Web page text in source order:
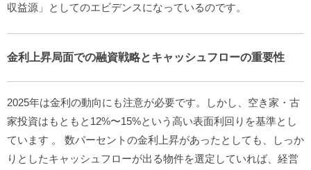
収益源」としてのエビデンスになっているのです。
金利上昇局面での融資戦略とキャッシュフローの重要性
2025年は金利の動向にも注意が必要です。しかし、空き家・古
家投資はもともと12%〜15%という高い表面利回りを基準とし
ています 。 数パーセントの金利上昇があったとしても、しっか
りとしたキャッシュフローが出る物件を選定していれば、経営